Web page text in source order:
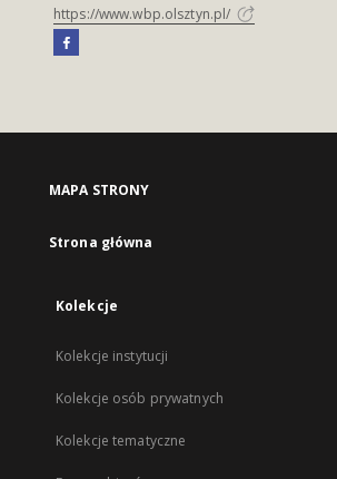
https://www.wbp.olsztyn.pl/
MAPA STRONY
Strona główna
Kolekcje
Kolekcje instytucji
Kolekcje osób prywatnych
Kolekcje tematyczne